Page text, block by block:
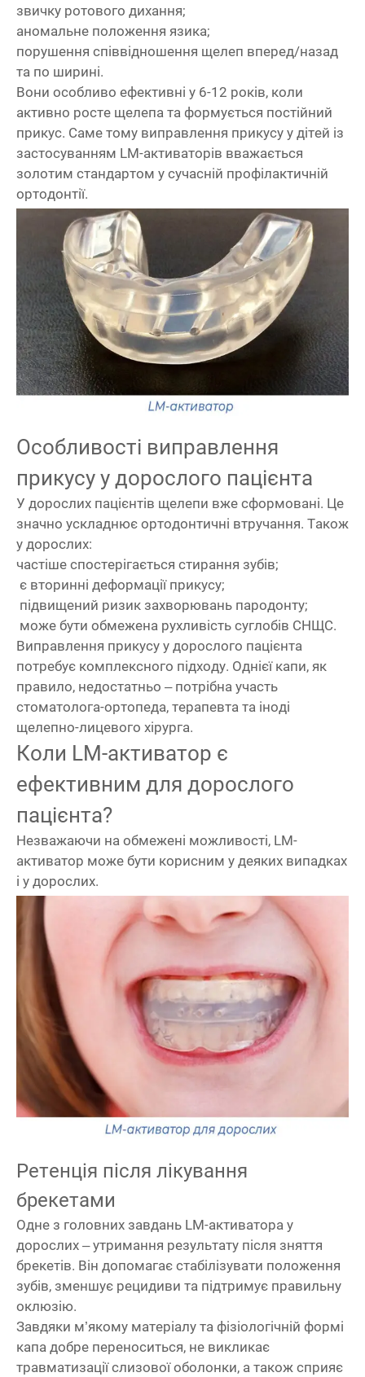
звичку ротового дихання;
аномальне положення язика;
порушення співвідношення щелеп вперед/назад
та по ширині.
Вони особливо ефективні у 6-12 років, коли
активно росте щелепа та формується постійний
прикус. Саме тому виправлення прикусу у дітей із
застосуванням LM-активаторів вважається
золотим стандартом у сучасній профілактичній
ортодонтії.
Особливості виправлення
прикусу у дорослого пацієнта
У дорослих пацієнтів щелепи вже сформовані. Це
значно ускладнює ортодонтичні втручання. Також
у дорослих:
частіше спостерігається стирання зубів;
є вторинні деформації прикусу;
підвищений ризик захворювань пародонту;
може бути обмежена рухливість суглобів СНЩС.
Виправлення прикусу у дорослого пацієнта
потребує комплексного підходу. Однієї капи, як
правило, недостатньо – потрібна участь
стоматолога-ортопеда, терапевта та іноді
щелепно-лицевого хірурга.
Коли LM-активатор є
ефективним для дорослого
пацієнта?
Незважаючи на обмежені можливості, LM-
активатор може бути корисним у деяких випадках
і у дорослих.
Ретенція після лікування
брекетами
Одне з головних завдань LM-активатора у
дорослих – утримання результату після зняття
брекетів. Він допомагає стабілізувати положення
зубів, зменшує рецидиви та підтримує правильну
оклюзію.
Завдяки м’якому матеріалу та фізіологічній формі
капа добре переноситься, не викликає
травматизації слизової оболонки, а також сприяє